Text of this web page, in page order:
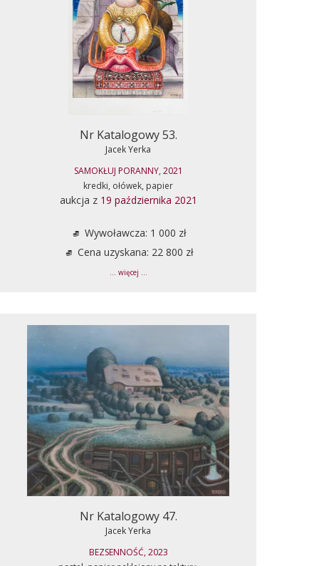
Nr Katalogowy 53.
Jacek Yerka
SAMOKŁUJ PORANNY, 2021
kredki, ołówek, papier
aukcja z 19 października 2021
Wywoławcza: 1 000 zł
Cena uzyskana: 22 800 zł
... więcej ...
Nr Katalogowy 47.
Jacek Yerka
BEZSENNOŚĆ, 2023